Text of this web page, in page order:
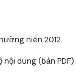
niên 2012.
dung (bản PDF).